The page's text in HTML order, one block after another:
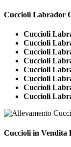
Cuccioli Labrador
Cuccioli
Cuccioli
Cuccioli
Cuccioli
Cuccioli
Cuccioli
Cuccioli
Cuccioli
Cuccioli in Vendita